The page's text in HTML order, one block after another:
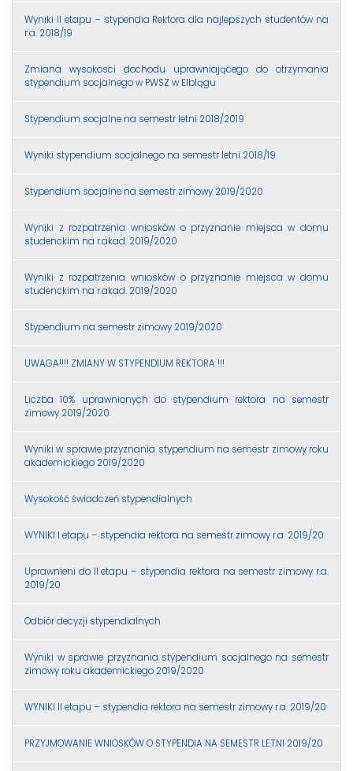
Wyniki II etapu – stypendia Rektora dla najlepszych studentów na
r.a. 2018/19
Zmiana wysokosci dochodu uprawniającego do otrzymania
stypendium socjalnego w PWSZ w Elblągu
Stypendium socjalne na semestr letni 2018/2019
Wyniki stypendium socjalnego na semestr letni 2018/19
Stypendium socjalne na semestr zimowy 2019/2020
Wyniki z rozpatrzenia wniosków o przyznanie miejsca w domu
studenckim na r.akad. 2019/2020
Wyniki z rozpatrzenia wniosków o przyznanie miejsca w domu
studenckim na r.akad. 2019/2020
Stypendium na semestr zimowy 2019/2020
UWAGA!!!! ZMIANY W STYPENDIUM REKTORA !!!
Liczba 10% uprawnionych do stypendium rektora na semestr
zimowy 2019/2020
Wyniki w sprawie przyznania stypendium na semestr zimowy roku
akademickiego 2019/2020
Wysokość świadczeń stypendialnych
WYNIKI I etapu – stypendia rektora na semestr zimowy r.a. 2019/20
Uprawnieni do II etapu – stypendia rektora na semestr zimowy r.a.
2019/20
Odbiór decyzji stypendialnych
Wyniki w sprawie przyznania stypendium socjalnego na semestr
zimowy roku akademickiego 2019/2020
WYNIKI II etapu – stypendia rektora na semestr zimowy r.a. 2019/20
PRZYJMOWANIE WNIOSKÓW O STYPENDIA NA SEMESTR LETNI 2019/20